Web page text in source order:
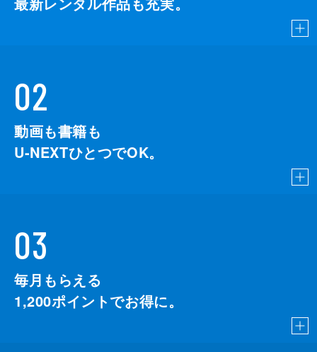
02
動画も書籍も
U-NEXTひとつでOK。
03
毎月もらえる
1,200ポイントでお得に。